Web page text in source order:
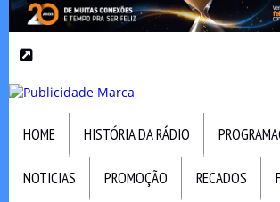
HOME HISTÓRIA DA RÁDIO
NOTICIAS PROMOÇÃO RECADOS